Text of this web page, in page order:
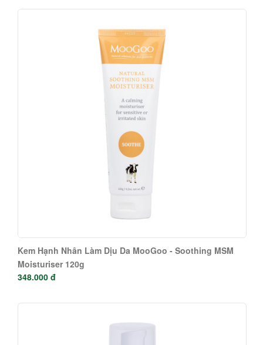
Kem Hạnh Nhân Làm Dịu Da MooGoo - Soothing MSM
Moisturiser 120g
348.000 đ